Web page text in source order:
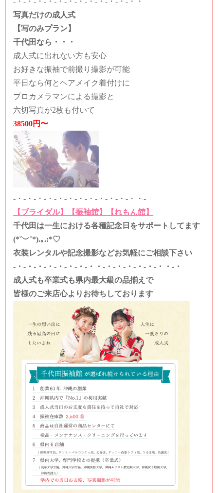
写真だけの成人式
【写のみプラン】
千代田なら・・・
成人式に出れない方も安心
お好きな振袖で前撮り撮影が可能
平日なら何とヘアメイク着付けに
プロカメラマンによる撮影と
六切写真が2枚も付いて
38500円〜
-・-・-・-・-・-・-・-・-・-・-・-・・-
【ブライダル】
【振袖館】
【れもん館】
千代田は一生における各種記念日をサポートしてます
(*˘︶˘*).｡.:*♡
衣装レンタルや記念撮影などお気軽にご相談下さい
-・-・-・-・-・-・-・-・・-・-・-・-・-・-・・-・
成人式も卒業式も県内最大級の品揃えで
皆様のご来店心よりお待ちしております